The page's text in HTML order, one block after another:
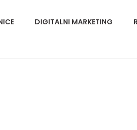
DIGITALNI MARKETING